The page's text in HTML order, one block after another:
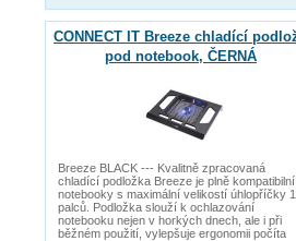
CONNECT IT Breeze chladící
pod notebook, ČERNÁ
Breeze BLACK --- Kvalitně zpracovaná
chladící podložka Breeze je plně
notebooky s maximální velikostí úhlopříčky
palců. Podložka slouží k ochlazování
notebooku nejen v horkých dnech, ale i při
běžném použití, vylepšuje ergonomii počíta